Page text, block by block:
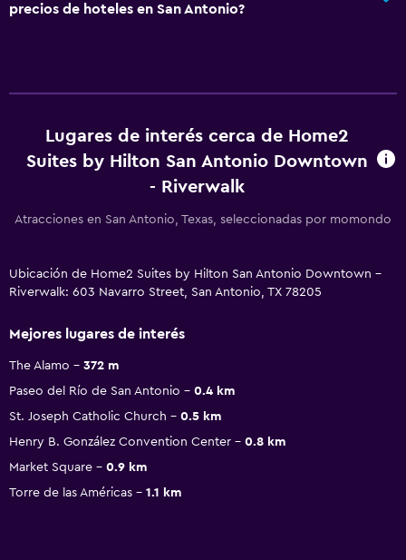
precios de hoteles en San Antonio?
Lugares de interés cerca de Home2
Suites by Hilton San Antonio Downtown
- Riverwalk
Atracciones en San Antonio, Texas, seleccionadas por momondo
Ubicación de Home2 Suites by Hilton San Antonio Downtown -
Riverwalk: 603 Navarro Street, San Antonio, TX 78205
Mejores lugares de interés
The Alamo
372 m
Paseo del Río de San Antonio
0.4 km
St. Joseph Catholic Church
0.5 km
Henry B. González Convention Center
0.8 km
Market Square
0.9 km
Torre de las Américas
1.1 km